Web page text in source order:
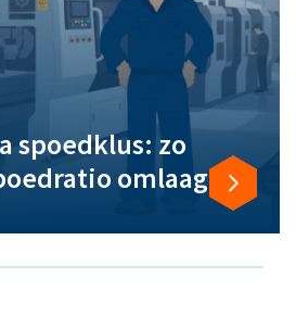
spoedklus: zo
omlaag